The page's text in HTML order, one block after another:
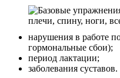
нарушения в работе
гормональные сбои);
период лактации;
заболевания суставов.